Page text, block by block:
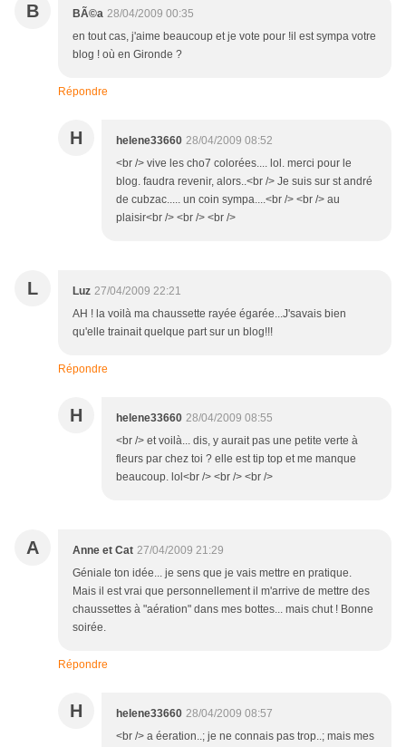
B BÃ©a 28/04/2009 00:35
en tout cas, j'aime beaucoup et je vote pour !il est sympa votre
blog ! où en Gironde ?
Répondre
H helene33660 28/04/2009 08:52
<br /> vive les cho7 colorées.... lol. merci pour le
blog. faudra revenir, alors..<br /> Je suis sur st andré
de cubzac..... un coin sympa....<br /> <br /> au
plaisir<br /> <br /> <br />
L Luz 27/04/2009 22:21
AH ! la voilà ma chaussette rayée égarée...J'savais bien
qu'elle trainait quelque part sur un blog!!!
Répondre
H helene33660 28/04/2009 08:55
<br /> et voilà... dis, y aurait pas une petite verte à
fleurs par chez toi ? elle est tip top et me manque
beaucoup. lol<br /> <br /> <br />
A Anne et Cat 27/04/2009 21:29
Géniale ton idée... je sens que je vais mettre en pratique.
Mais il est vrai que personnellement il m'arrive de mettre des
chaussettes à "aération" dans mes bottes... mais chut ! Bonne
soirée.
Répondre
H helene33660 28/04/2009 08:57
<br /> a éeration..; je ne connais pas trop..; mais mes